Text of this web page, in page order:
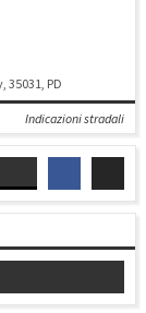
35031, PD
Indicazioni stradali